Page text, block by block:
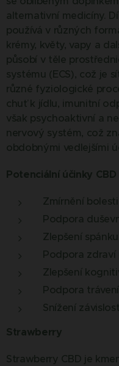
alternativní medicíny.
používá v různých
krémy, květy, vapy a
působí v těle
systému (ECS), což je
různé fyziologické
chuť k jídlu, imunitní
však psychoaktivní a
nervový systém, což
obdobnými vedlejšími
Potenciální účinky CBD
Zmírnění
Podpora
Zlepšení spánku
Podpora zdraví
Zlepšení
Podpora trávení
Snížení
Strawberry
Strawberry CBD je